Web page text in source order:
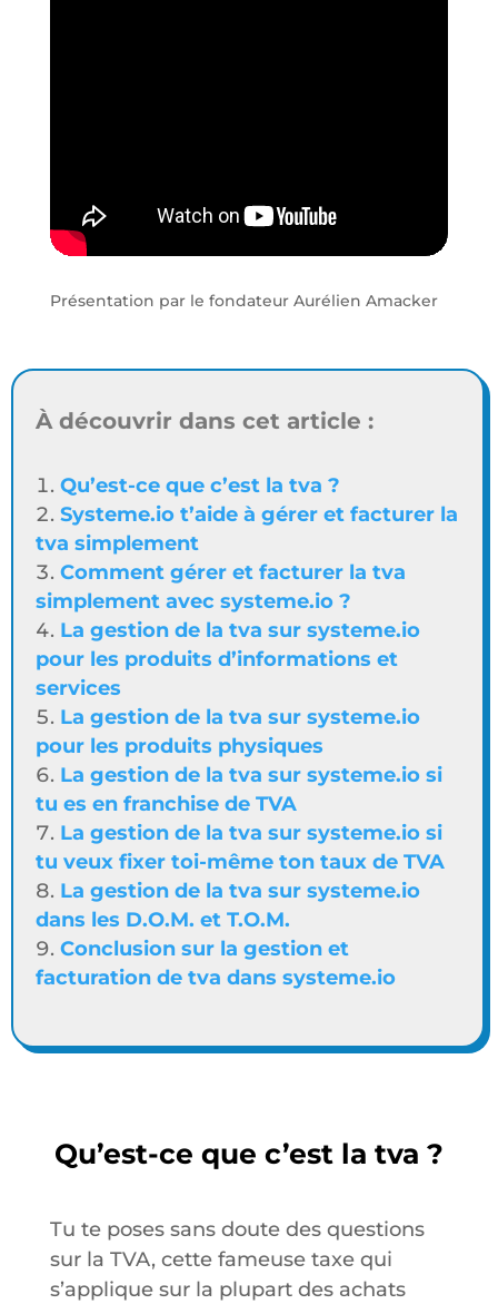
Présentation par le fondateur Aurélien Amacker
À découvrir dans cet article :
Qu’est-ce que c’est la tva ?
Systeme.io t’aide à gérer et facturer la
tva simplement
Comment gérer et facturer la tva
simplement avec systeme.io ?
La gestion de la tva sur systeme.io
pour les produits d’informations et
services
La gestion de la tva sur systeme.io
pour les produits physiques
La gestion de la tva sur systeme.io si
tu es en franchise de TVA
La gestion de la tva sur systeme.io si
tu veux fixer toi-même ton taux de TVA
La gestion de la tva sur systeme.io
dans les D.O.M. et T.O.M.
Conclusion sur la gestion et
facturation de tva dans systeme.io
Qu’est-ce que c’est la tva ?
Tu te poses sans doute des questions
sur la TVA, cette fameuse taxe qui
s’applique sur la plupart des achats